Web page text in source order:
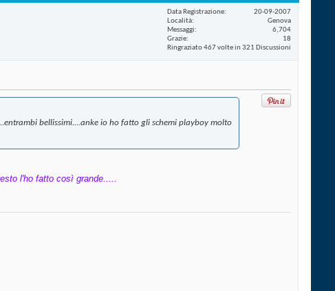
Data Registrazione
20-09-2007
Località
Genova
Messaggi
6,704
Grazie
18
Ringraziato 467 volte in 321 Discussioni
bellissimi....anke io ho fatto gli schemi playboy molto
l'ho fatto così grande.....